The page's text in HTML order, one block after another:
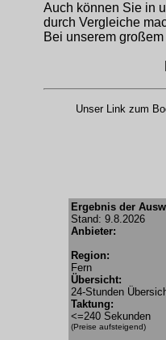
Auch können Sie in
durch Vergleiche
Bei unserem großem
Unser Link zum
Ergebnis der
Stand: 9.8.2026
Anbieter:
Region:
Fern
Übersicht:
24-Stunden
Taktung:
<=240 Sekunden
(Preise aufsteigend)